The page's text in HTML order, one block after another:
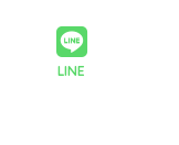
LINE